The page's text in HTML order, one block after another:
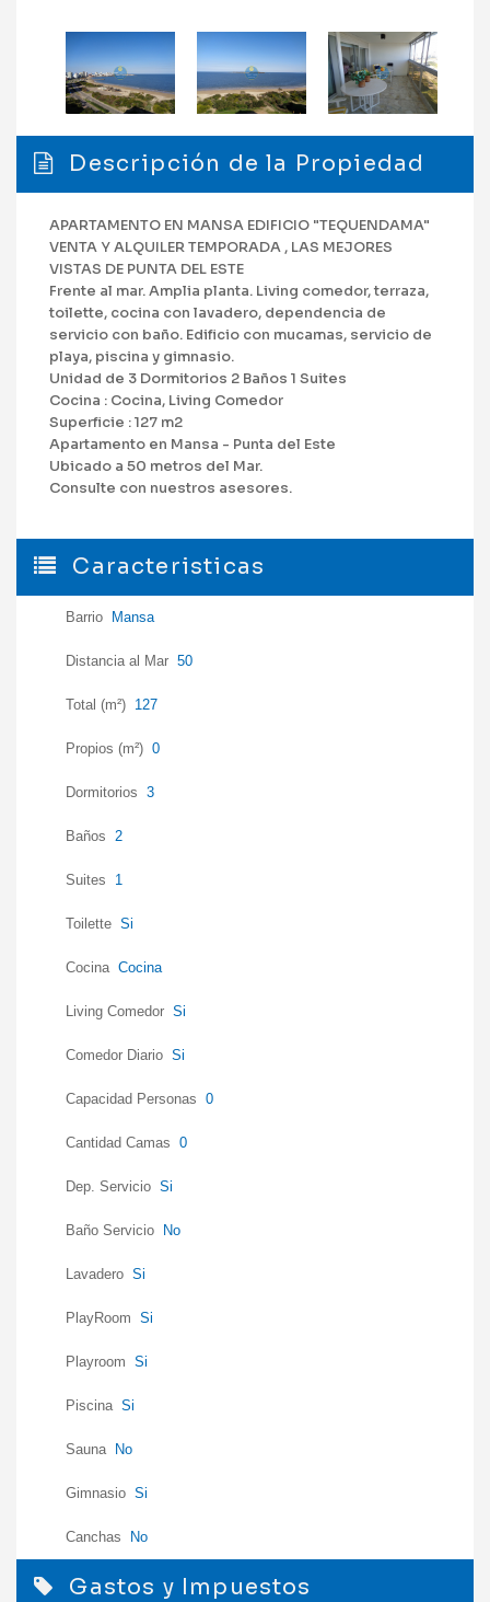
Descripción de la Propiedad
APARTAMENTO EN MANSA EDIFICIO "TEQUENDAMA"
VENTA Y ALQUILER TEMPORADA , LAS MEJORES
VISTAS DE PUNTA DEL ESTE
Frente al mar. Amplia planta. Living comedor, terraza,
toilette, cocina con lavadero, dependencia de
servicio con baño. Edificio con mucamas, servicio de
playa, piscina y gimnasio.
Unidad de 3 Dormitorios 2 Baños 1 Suites
Cocina : Cocina, Living Comedor
Superficie : 127 m2
Apartamento en Mansa - Punta del Este
Ubicado a 50 metros del Mar.
Consulte con nuestros asesores.
Caracteristicas
Barrio Mansa
Distancia al Mar 50
Total (m²) 127
Propios (m²) 0
Dormitorios 3
Baños 2
Suites 1
Toilette Si
Cocina Cocina
Living Comedor Si
Comedor Diario Si
Capacidad Personas 0
Cantidad Camas 0
Dep. Servicio Si
Baño Servicio No
Lavadero Si
PlayRoom Si
Playroom Si
Piscina Si
Sauna No
Gimnasio Si
Canchas No
Gastos y Impuestos